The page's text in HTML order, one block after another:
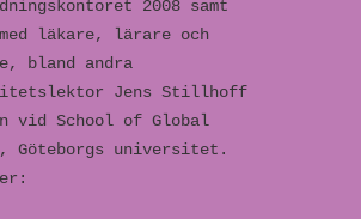
2008 samt
läkare, lärare och
bland andra
Jens Stillhoff
vid School of Global
Göteborgs universitet.